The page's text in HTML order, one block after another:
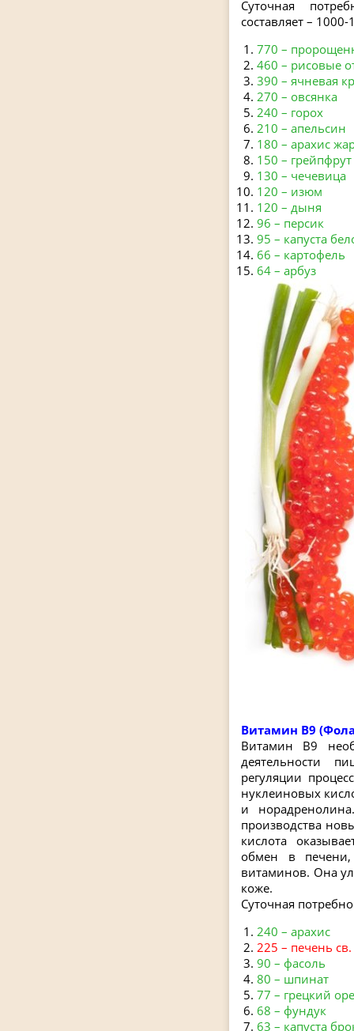
Суточная
составляет –
770 –
460 – рисовые
390 – ячневая
270 – овсянка
240 – горох
210 – апельсин
180 – арахис
150 – грейпфрут
130 – чечевица
120 – изюм
120 – дыня
96 – персик
95 – капуста
66 – картофель
64 – арбуз
Витамин В9
Витамин В9
деятельности
регуляции
нуклеиновых
и
производства
кислота
обмен в печени,
витаминов. Она
коже.
Суточная
240 – арахис
225 – печень св.
90 – фасоль
80 – шпинат
77 – грецкий
68 – фундук
63 – капуста